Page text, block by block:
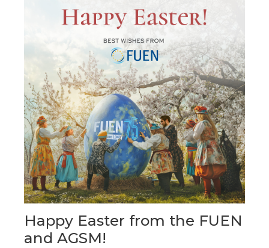
Happy Easter from the FUEN
and AGSM!